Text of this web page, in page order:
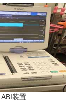
ABI装置